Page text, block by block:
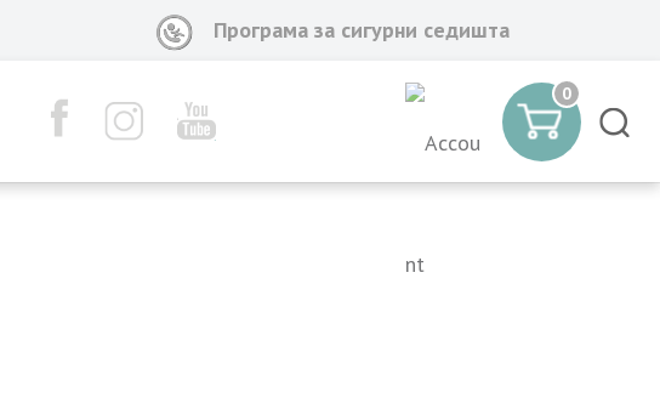
Програма за сигурни седишта
0